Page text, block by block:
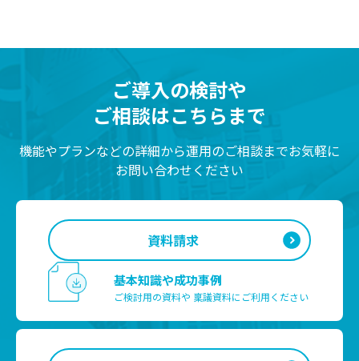
ご導入の検討や
ご相談はこちらまで
機能やプランなどの詳細から運用のご相談までお気軽に
お問い合わせください
資料請求
基本知識や成功事例
ご検討用の資料や 稟議資料にご利用ください